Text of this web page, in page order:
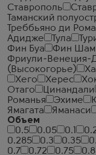
Ставрополь
Таманский
Треббьяно ди
Адидже
Тула
Фин Буа
Фин
Фриули-Венеция-
(Высокогорье)
Хего
Херес
Отаго
Цинандали
Романья
Эхиме
Ямагата
Яманаси
Объем
0.5
0.05 0.1
0.285
0.3 0.35
0.7
0.72 0.75